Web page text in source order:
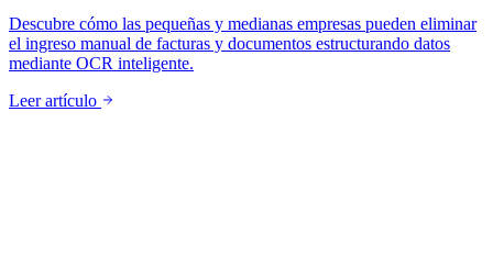
Descubre cómo las pequeñas y medianas empresas pueden eliminar
el ingreso manual de facturas y documentos estructurando datos
mediante OCR inteligente.
Leer artículo